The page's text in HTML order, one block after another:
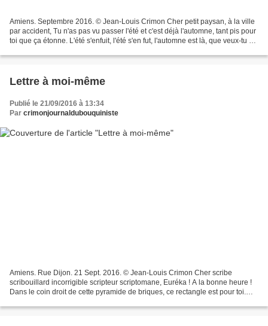
Amiens. Septembre 2016. © Jean-Louis Crimon Cher petit paysan, à la ville
par accident, Tu n'as pas vu passer l'été et c'est déjà l'automne, tant pis pour
toi que ça étonne. L'été s'enfuit, l'été s'en fut, l'automne est là, que veux-tu ?
Lettre à moi-même
Publié le 21/09/2016 à 13:34
Par crimonjournaldubouquiniste
Amiens. Rue Dijon. 21 Sept. 2016. © Jean-Louis Crimon Cher scribe
scribouillard incorrigible scripteur scriptomane, Euréka ! A la bonne heure !
Dans le coin droit de cette pyramide de briques, ce rectangle est pour toi.